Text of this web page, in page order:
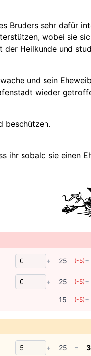
Bruders sehr dafür
wobei sie
der Heilkunde und
und sein
wieder
beschützen.
ihr sobald sie einen
+ 25 (-5)=
+ 25 (-5)=
15 (-5)=
+ 25 =